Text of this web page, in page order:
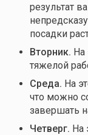
результат
посадки
Вторник. На
тяжелой
Среда. На
что можно
завершать
Четверг. На